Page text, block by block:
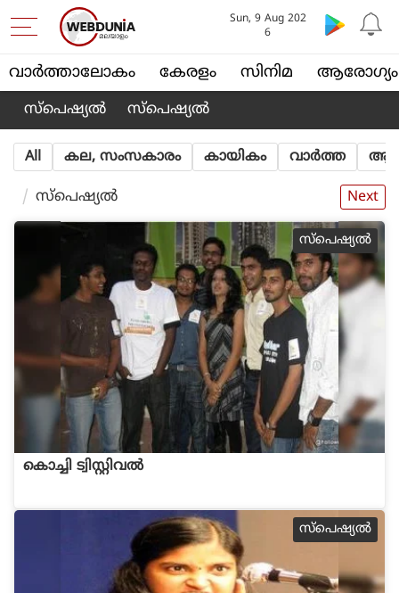
വാര്‍ത്താലോകം കേരളം സിനിമ ആരോഗ്യം
Sun, 9 Aug 202
6
സ്പെഷ്യല്‍ സ്പെഷ്യല്‍
All കല, സംസകാരം കായികം വാര്‍ത്ത
സ്പെഷ്യല്‍ Next
സ്പെഷ്യല്‍
കൊച്ചി ട്വിസ്റ്റിവല്‍
സ്പെഷ്യല്‍